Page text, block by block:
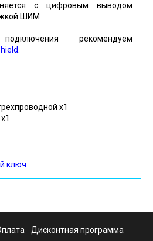
с цифровым выводом
ШИМ
рекомендуем
.
х1
ключ
Дисконтная программа